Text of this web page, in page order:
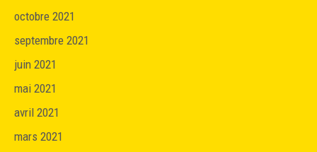
octobre 2021
septembre 2021
juin 2021
mai 2021
avril 2021
mars 2021